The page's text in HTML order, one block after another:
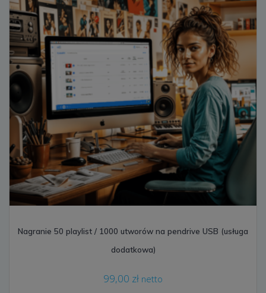
Nagranie 50 playlist / 1000 utworów na pendrive USB (usługa
dodatkowa)
99,00 zł netto